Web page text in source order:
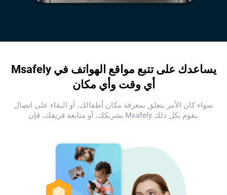
Msafely يساعدك على تتبع مواقع الهواتف في
أي وقت وأي مكان
سواء كان الأمر يتعلق بمعرفة مكان أطفالك، أو البقاء على اتصال
بشريكك، أو متابعة فريقك، فإن Msafely يقوم بكل ذلك.